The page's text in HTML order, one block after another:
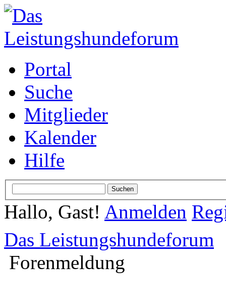
Portal
Suche
Mitglieder
Kalender
Hilfe
Hallo, Gast! Anmelden
Das Leistungshundeforum
Forenmeldung